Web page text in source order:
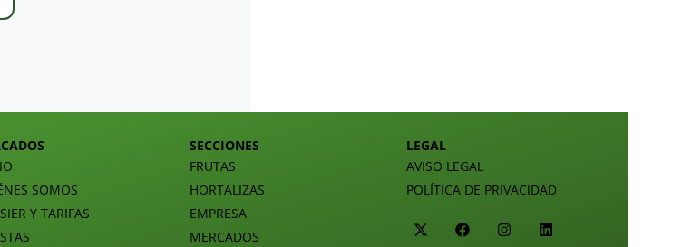
SOMOS
Y TARIFAS
SECCIONES
FRUTAS
HORTALIZAS
EMPRESA
MERCADOS
LEGAL
AVISO LEGAL
POLÍTICA DE PRIVACIDAD